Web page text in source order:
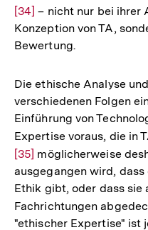
[34] – nicht nur bei ihrer
Konzeption von TA,
Bewertung.
Die ethische Analyse
verschiedenen Folgen
Einführung von
Expertise voraus, die in
[35] möglicherweise
ausgegangen wird,
Ethik gibt, oder dass sie
Fachrichtungen
"ethischer Expertise" ist